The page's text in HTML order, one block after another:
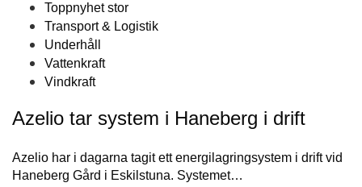
Toppnyhet stor
Transport & Logistik
Underhåll
Vattenkraft
Vindkraft
Azelio tar system i Haneberg i drift
Azelio har i dagarna tagit ett energilagringsystem i drift vid
Haneberg Gård i Eskilstuna. Systemet…